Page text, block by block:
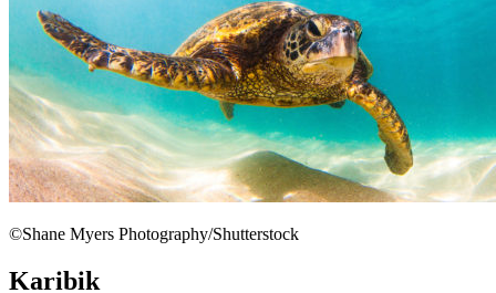
©Shane Myers Photography/Shutterstock
Karibik